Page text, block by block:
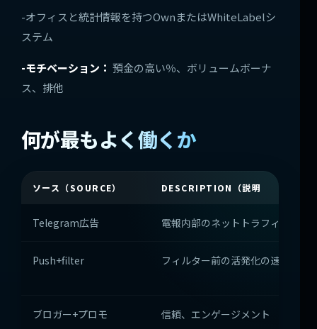
-オフィスと統計情報を持つOwnまたはWhiteLabelシ
ステム
-モチベーション： 預金の高い％、ボリュームボーナ
ス、排他
何が最もよく働くか
ソース（SOURCE） DESCRIPTION（説明
Telegram広告 電報内部のネットトラフィック
Push+filter フィルター前の活発化の速い容積
ブロガー+プロモ 信頼、エンゲージメント